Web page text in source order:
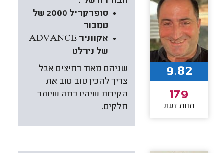
סופרקריל 2000 של
טמבור
אקווניר ADVANCE
של נירלט
שניהם מאוד רחיצים אבל
צריך להכין טוב טוב את
הקירות שיהיו כמה שיותר
חלקים.
9.82
179
חוות דעת